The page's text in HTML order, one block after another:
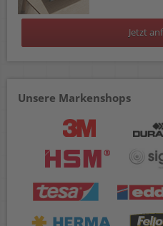
Jetzt
Unsere Markenshops